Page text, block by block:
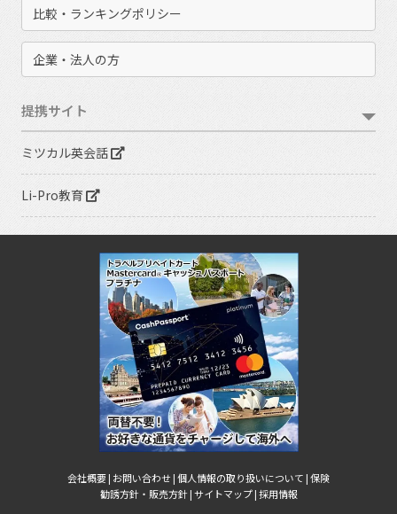
比較・ランキングポリシー
企業・法人の方
提携サイト
ミツカル英会話
Li-Pro教育
会社概要 | お問い合わせ |個人情報の取り扱いについて |保険
勧誘方針・販売方針 |サイトマップ |採用情報